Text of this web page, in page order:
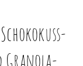
Granola-